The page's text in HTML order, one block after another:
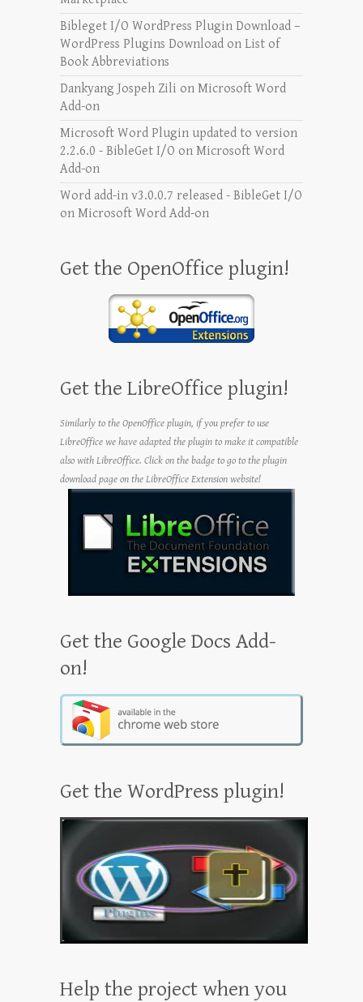
Bibleget I/O WordPress Plugin Download –
WordPress Plugins Download on List of
Book Abbreviations
Dankyang Jospeh Zili on Microsoft Word
Add-on
Microsoft Word Plugin updated to version
2.2.6.0 - BibleGet I/O on Microsoft Word
Add-on
Word add-in v3.0.0.7 released - BibleGet I/O
on Microsoft Word Add-on
Get the OpenOffice plugin!
Get the LibreOffice plugin!
Similarly to the OpenOffice plugin, if you prefer to use
LibreOffice we have adapted the plugin to make it compatible
also with LibreOffice. Click on the badge to go to the plugin
download page on the LibreOffice Extension website!
Get the Google Docs Add-
on!
Get the WordPress plugin!
Help the project when you